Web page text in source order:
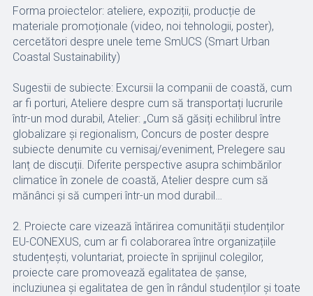
Forma proiectelor: ateliere, expoziții, producție de
materiale promoționale (video, noi tehnologii, poster),
cercetători despre unele teme SmUCS (Smart Urban
Coastal Sustainability)
Sugestii de subiecte: Excursii la companii de coastă, cum
ar fi porturi, Ateliere despre cum să transportați lucrurile
într-un mod durabil, Atelier: „Cum să găsiți echilibrul între
globalizare și regionalism, Concurs de poster despre
subiecte denumite cu vernisaj/eveniment, Prelegere sau
lanț de discuții. Diferite perspective asupra schimbărilor
climatice în zonele de coastă, Atelier despre cum să
mănânci și să cumperi într-un mod durabil…
2. Proiecte care vizează întărirea comunității studenților
EU-CONEXUS, cum ar fi colaborarea între organizațiile
studențești, voluntariat, proiecte în sprijinul colegilor,
proiecte care promovează egalitatea de șanse,
incluziunea și egalitatea de gen în rândul studenților și toate